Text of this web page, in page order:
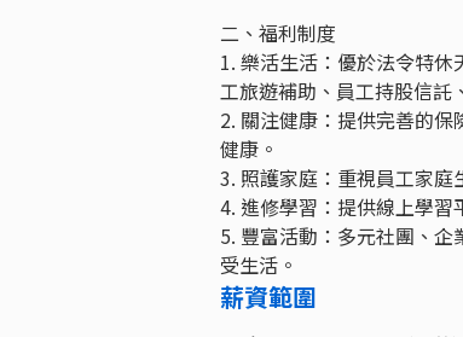
二、福利制度
1. 樂活生活：優於法令特
工旅遊補助、員工持股信託
2. 關注健康：提供完善的
健康。
3. 照護家庭：重視員工家
4. 進修學習：提供線上學習
5. 豐富活動：多元社團、
受生活。
薪資範圍